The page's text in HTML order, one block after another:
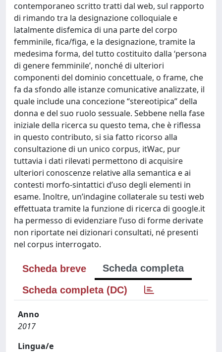
contemporaneo scritto tratti dal web, sul rapporto
di rimando tra la designazione colloquiale e
latalmente disfemica di una parte del corpo
femminile, fica/figa, e la designazione, tramite la
medesima forma, del tutto costituito dalla ‘persona
di genere femminile’, nonché di ulteriori
componenti del dominio concettuale, o frame, che
fa da sfondo alle istanze comunicative analizzate, il
quale include una concezione “stereotipica” della
donna e del suo ruolo sessuale. Sebbene nella fase
iniziale della ricerca su questo tema, che è riflessa
in questo contributo, si sia fatto ricorso alla
consultazione di un unico corpus, itWac, pur
tuttavia i dati rilevati permettono di acquisire
ulteriori conoscenze relative alla semantica e ai
contesti morfo-sintattici d’uso degli elementi in
esame. Inoltre, un’indagine collaterale su testi web
effettuata tramite la funzione di ricerca di google.it
ha permesso di evidenziare l’uso di forme derivate
non riportate nei dizionari consultati, né presenti
nel corpus interrogato.
Scheda breve
Scheda completa
Scheda completa (DC)
Anno
2017
Lingua/e